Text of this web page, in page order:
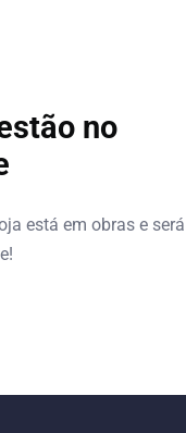
no
está em obras e será